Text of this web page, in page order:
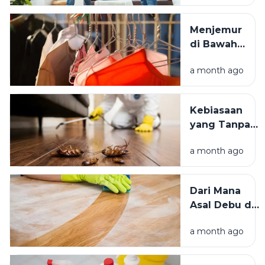
Lingkungan
Tinggal yang
Bersih
Kesejahteraan
Kita?
Menjemur
di Bawah
atau Di
Tempat
Mana yang
Lebih
a month ago
Kebiasaan
yang Tanpa
Mengundang
Kecoak,
Hama
Lainnya Ke
a month ago
Dari Mana
Asal Debu di
Kenali
Penyebab
a month ago